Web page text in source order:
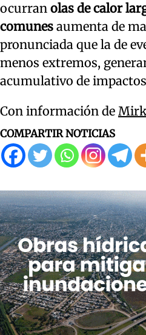
ocurran olas de calor
comunes aumenta de
pronunciada que la de
menos extremos,
acumulativo de
Con información de
COMPARTIR NOTICIAS